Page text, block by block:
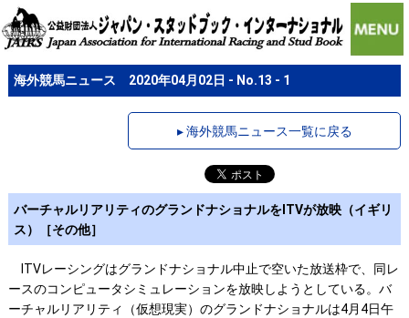
海外競馬ニュース 2020年04月02日 - No.13 - 1
▸ 海外競馬ニュース一覧に戻る
バーチャルリアリティのグランドナショナルをITVが放映（イギリ
ス）［その他］
ITVレーシングはグランドナショナル中止で空いた放送枠で、同レ
ースのコンピュータシミュレーションを放映しようとしている。バ
ーチャルリアリティ（仮想現実）のグランドナショナルは4月4日午